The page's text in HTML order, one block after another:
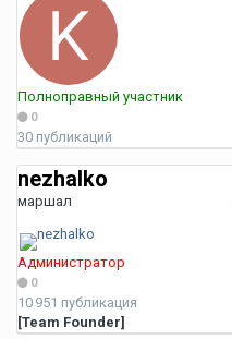
Полноправный участник
0
30 публикаций
nezhalko
маршал
Администратор
0
10 951 публикация
[Team Founder]